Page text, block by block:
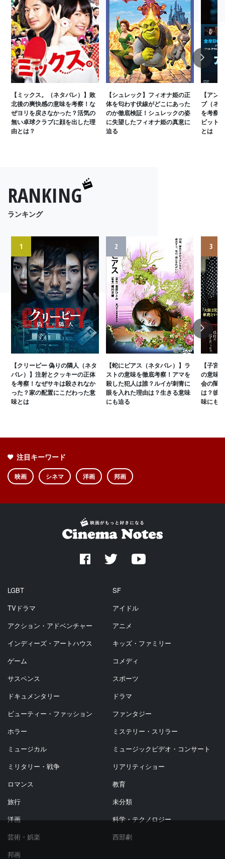
【ミックス。（ネタバレ）】敗
北後の爽快感の意味を考察！な
ぜヨリを戻さなかった？活気の
無い卓球クラブに顔を出した理
由とは？
【シュレック】フィオナ姫の正
体を匂わす伏線がどこにあった
のか徹底検証！シュレックの姿
に失望したフィオナ姫の真意に
迫る
【アン
ブ（ネ
を考察
ビット
とは
Next
RANKING
ランキング
1
【クリーピー 偽りの隣人（ネタ
バレ）】注射とクッキーの正体
を考察！なぜサキは殺されなか
った？家の配置にこだわった意
味とは
2
【蛇にピアス（ネタバレ）】ラ
ストの意味を徹底考察！アマを
殺した犯人は誰？ルイが刺青に
眼を入れた理由は？生きる意味
にも迫る
3
【子宮
の意味
会の闇
は？彼
味にも
Next
注目キーワード
映画 シネマ 洋画 邦画
LGBT
SF
TVドラマ
アイドル
アクション・アドベンチャー
アニメ
インディーズ・アートハウス
キッズ・ファミリー
ゲーム
コメディ
サスペンス
スポーツ
ドキュメンタリー
ドラマ
ビューティー・ファッション
ファンタジー
ホラー
ミステリー・スリラー
ミュージカル
ミュージックビデオ・コンサート
ミリタリー・戦争
リアリティショー
ロマンス
教育
旅行
未分類
洋画
科学・テクノロジー
芸術・娯楽
西部劇
邦画